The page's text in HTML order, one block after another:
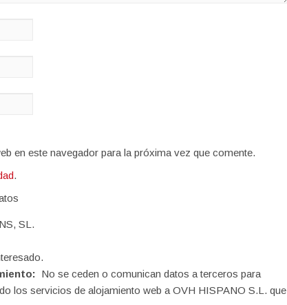
en este navegador para la próxima vez que comente.
.
SL.
No se ceden o comunican datos a terceros para
los servicios de alojamiento web a OVH HISPANO S.L. que